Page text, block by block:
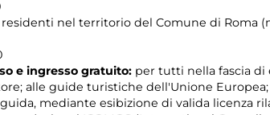
nel territorio del Comune di Roma
e ingresso gratuito: per tutti nella fascia di
alle guide turistiche dell'Unione
mediante esibizione di valida licenza